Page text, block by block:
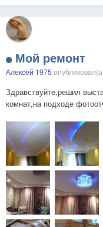
Мой ремонт
Алексей 1975
Здравствуйте,решил
комнат,на подходе
тогда начал с вами
о гкл и как к нему